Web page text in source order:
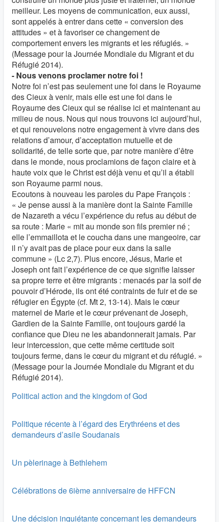
meilleur. Les moyens de communication, eux aussi,
sont appelés à entrer dans cette « conversion des
attitudes » et à favoriser ce changement de
comportement envers les migrants et les réfugiés. »
(Message pour la Journée Mondiale du Migrant et du
Réfugié 2014).
- Nous venons proclamer notre foi !
Notre foi n’est pas seulement une foi dans le Royaume
des Cieux à venir, mais elle est une foi dans le
Royaume des Cieux qui se réalise ici et maintenant au
milieu de nous. Nous qui nous trouvons ici aujourd’hui,
et qui renouvelons notre engagement à vivre dans des
relations d’amour, d’acceptation mutuelle et de
solidarité, de telle sorte que, par notre manière d’être
dans le monde, nous proclamions de façon claire et à
haute voix que le Christ est déjà venu et qu’il a établi
son Royaume parmi nous.
Ecoutons à nouveau les paroles du Pape François :
« Je pense aussi à la manière dont la Sainte Famille
de Nazareth a vécu l’expérience du refus au début de
sa route : Marie « mit au monde son fils premier né ;
elle l’emmaillota et le coucha dans une mangeoire, car
il n’y avait pas de place pour eux dans la salle
commune » (Lc 2,7). Plus encore, Jésus, Marie et
Joseph ont fait l’expérience de ce que signifie laisser
sa propre terre et être migrants : menacés par la soif de
pouvoir d’Hérode, ils ont été contraints de fuir et de se
réfugier en Égypte (cf. Mt 2, 13-14). Mais le cœur
maternel de Marie et le cœur prévenant de Joseph,
Gardien de la Sainte Famille, ont toujours gardé la
confiance que Dieu ne les abandonnerait jamais. Par
leur intercession, que cette même certitude soit
toujours ferme, dans le cœur du migrant et du réfugié. »
(Message pour la Journée Mondiale du Migrant et du
Réfugié 2014).
Political action and the kingdom of God
Politique récente à l’égard des Erythréens et des
demandeurs d’asile Soudanais
Un pèlerinage à Bethlehem
Célébrations de 6ième anniversaire de HFFCN
Une décision inquiétante concernant les demandeurs